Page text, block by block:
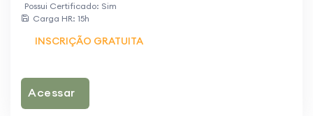
Possui Certificado: Sim
Carga HR: 15h
INSCRIÇÃO GRATUITA
Acessar